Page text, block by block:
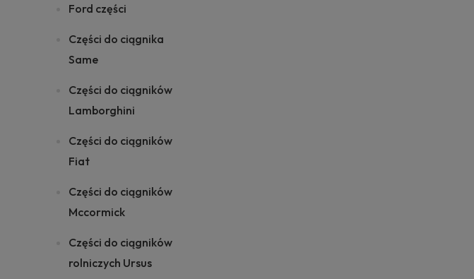
Ford części
Części do ciągnika
Same
Części do ciągników
Lamborghini
Części do ciągników
Fiat
Części do ciągników
Mccormick
Części do ciągników
rolniczych Ursus